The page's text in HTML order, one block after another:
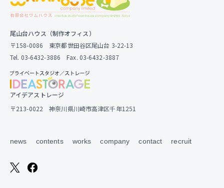
尾山台ハウス（制作オフィス）
〒158-0086 東京都世田谷区尾山台 3-22-13
Tel. 03-6432-3886 Fax. 03-6432-3887
アイデアストレージ
〒213-0022 神奈川県川崎市高津区千年1251
news contents works company contact recruit